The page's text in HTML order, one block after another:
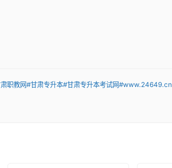
职教网#甘肃专升本#甘肃专升本考试网#www.24649.cn